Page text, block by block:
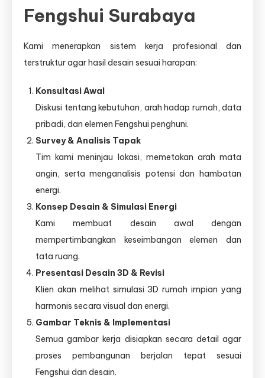
Fengshui Surabaya
Kami menerapkan sistem kerja profesional dan
terstruktur agar hasil desain sesuai harapan:
Konsultasi Awal
Diskusi tentang kebutuhan, arah hadap rumah, data
pribadi, dan elemen Fengshui penghuni.
Survey & Analisis Tapak
Tim kami meninjau lokasi, memetakan arah mata
angin, serta menganalisis potensi dan hambatan
energi.
Konsep Desain & Simulasi Energi
Kami membuat desain awal dengan
mempertimbangkan keseimbangan elemen dan
tata ruang.
Presentasi Desain 3D & Revisi
Klien akan melihat simulasi 3D rumah impian yang
harmonis secara visual dan energi.
Gambar Teknis & Implementasi
Semua gambar kerja disiapkan secara detail agar
proses pembangunan berjalan tepat sesuai
Fengshui dan desain.